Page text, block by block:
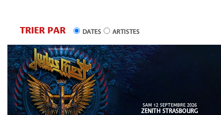
TRIER PAR DATES ARTISTES
SAM 12 SEPTEMBRE 2026
ZENITH STRASBOURG